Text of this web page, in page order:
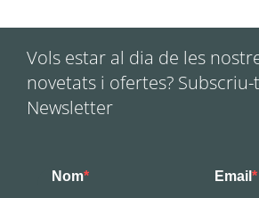
Vols estar al dia de les
novetats i ofertes?
Newsletter
Nom Email